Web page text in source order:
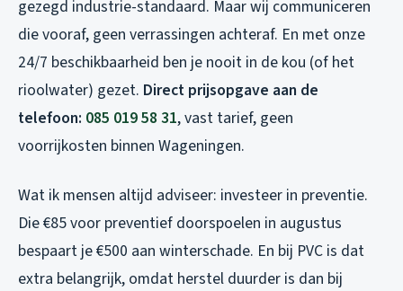
gezegd industrie-standaard. Maar wij communiceren
die vooraf, geen verrassingen achteraf. En met onze
24/7 beschikbaarheid ben je nooit in de kou (of het
rioolwater) gezet. Direct prijsopgave aan de
telefoon: 085 019 58 31, vast tarief, geen
voorrijkosten binnen Wageningen.
Wat ik mensen altijd adviseer: investeer in preventie.
Die €85 voor preventief doorspoelen in augustus
bespaart je €500 aan winterschade. En bij PVC is dat
extra belangrijk, omdat herstel duurder is dan bij